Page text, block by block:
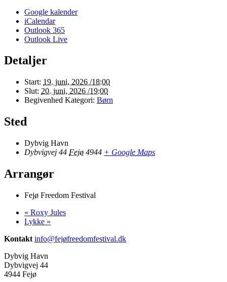
Google kalender
iCalendar
Outlook 365
Outlook Live
Detaljer
Start: 19. juni, 2026 /18:00
Slut: 20. juni, 2026 /19:00
Begivenhed Kategori: Børn
Sted
Dybvig Havn
Dybvigvej 44 Fejø 4944 + Google Maps
Arrangør
Fejø Freedom Festival
« Roxy Jules
Lykke »
Kontakt info@fejøfreedomfestival.dk
Dybvig Havn
Dybvigvej 44
4944 Fejø